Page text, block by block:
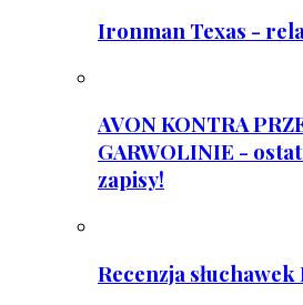
Ironman Texas -
AVON KONTRA
GARWOLINIE -
zapisy!
Recenzja słuchawek